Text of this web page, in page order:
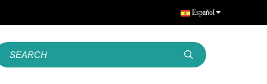
Español